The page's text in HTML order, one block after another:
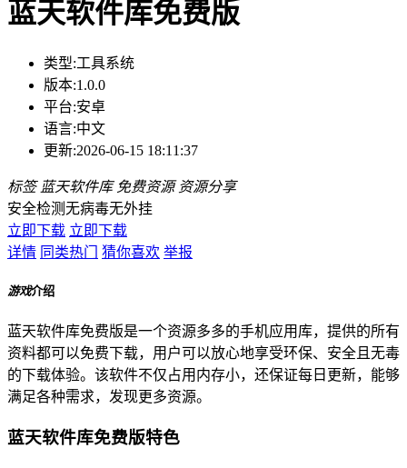
蓝天软件库免费版
类型:工具系统
版本:1.0.0
平台:安卓
语言:中文
更新:2026-06-15 18:11:37
标签 蓝天软件库 免费资源 资源分享
安全检测无病毒无外挂
立即下载 立即下载
详情 同类热门 猜你喜欢 举报
游戏介绍
蓝天软件库免费版是一个资源多多的手机应用库，提供的所有
资料都可以免费下载，用户可以放心地享受环保、安全且无毒
的下载体验。该软件不仅占用内存小，还保证每日更新，能够
满足各种需求，发现更多资源。
蓝天软件库免费版特色